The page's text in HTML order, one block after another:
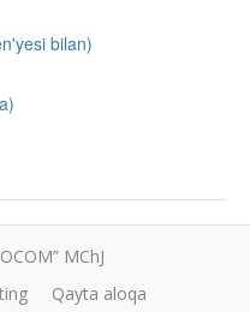
bilan)
MChJ
Qayta aloqa